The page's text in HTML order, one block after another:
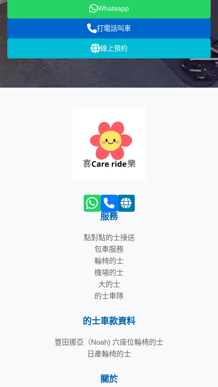
Whatsapp
打電話叫車
線上預約
服務
點對點的士接送
包車服務
輪椅的士
機場的士
大的士
的士車隊
的士車款資料
豐田挪亞（Noah) 六座位輪椅的士
日產輪椅的士
關於